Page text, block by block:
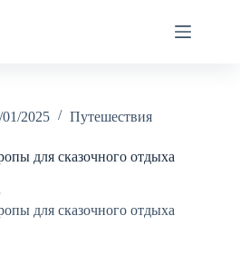
01/2025 Путешествия
для сказочного отдыха
для сказочного отдыха